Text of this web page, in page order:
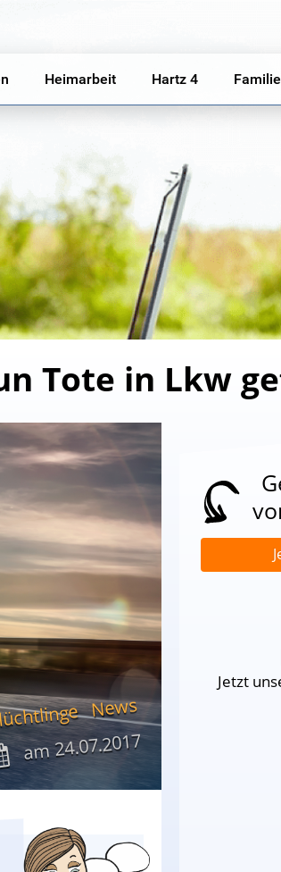
Heimarbeit Hartz 4 Familie
Tote in Lkw
News
am24.07.2017
Jetzt